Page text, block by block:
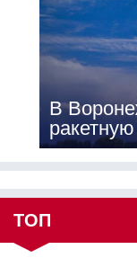
В
ТОП